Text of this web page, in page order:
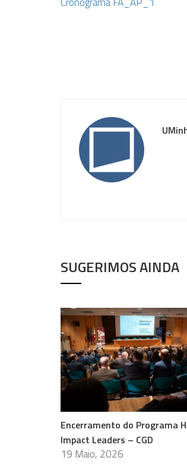
SUGERIMOS AINDA
Encerramento do Programa
Impact Leaders – CGD
19 Maio, 2026